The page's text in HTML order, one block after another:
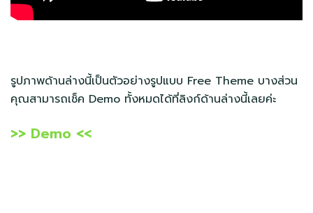
รูปภาพด้านล่างนี้เป็นตัวอย่างรูปแบบ Free Theme บางส่วน
คุณสามารถเช็ค Demo ทั้งหมดได้ที่ลิงก์ด้านล่างนี้เลยค่ะ
>> Demo <<